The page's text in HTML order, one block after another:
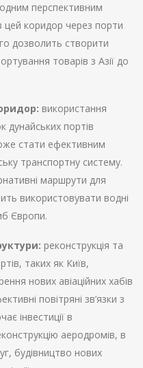
перспективним
коридор через порти
дозволить створити
товарів з Азії до
використання
дунайських портів
стати ефективним
транспортну систему.
маршрути для
використовувати водні
Європи.
реконструкція та
таких як Київ,
нових авіаційних хабів
повітряні зв’язки з
інвестиції в
аеродромів, в
будівництво нових